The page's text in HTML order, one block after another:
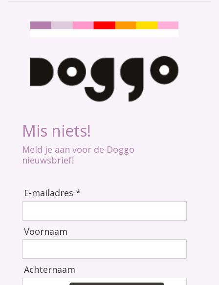
Mis niets!
Meld je aan voor de Doggo
nieuwsbrief!
E-mailadres *
Voornaam
Achternaam